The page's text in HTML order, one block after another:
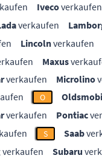
Ivecoverkaufen
verkaufen
Lincolnverkaufen
Maxus
verkaufen Microlino
O
verkaufen Pontiac
S Saab
verkaufen Subaru